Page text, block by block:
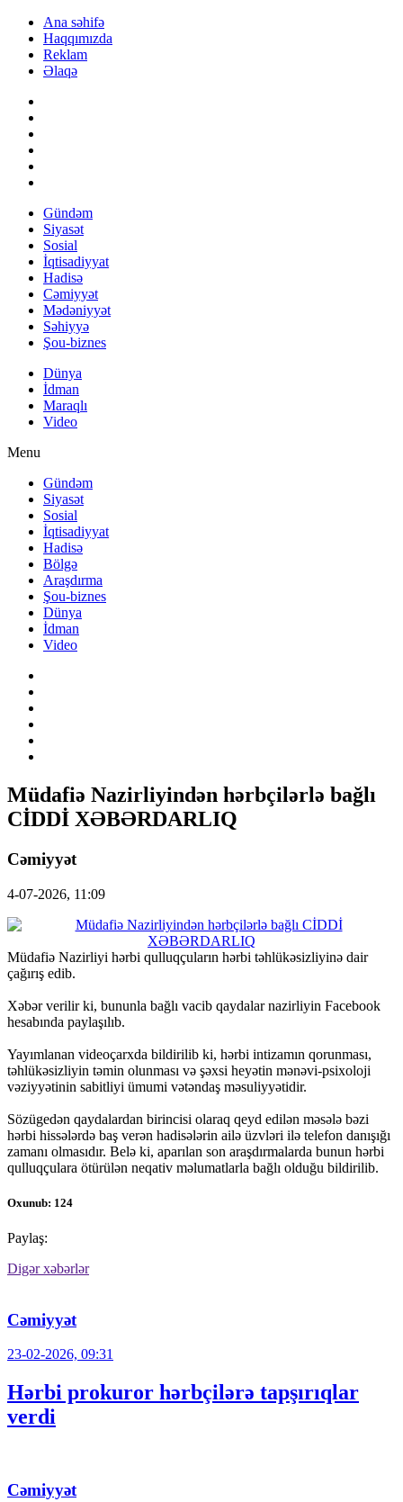
Ana səhifə
Haqqımızda
Reklam
Əlaqə
Gündəm
Siyasət
Sosial
İqtisadiyyat
Hadisə
Cəmiyyət
Mədəniyyət
Səhiyyə
Şou-biznes
Dünya
İdman
Maraqlı
Video
Menu
Gündəm
Siyasət
Sosial
İqtisadiyyat
Hadisə
Bölgə
Araşdırma
Şou-biznes
Dünya
İdman
Video
Müdafiə Nazirliyindən hərbçilərlə bağlı
CİDDİ XƏBƏRDARLIQ
Cəmiyyət
4-07-2026, 11:09
Müdafiə Nazirliyi hərbi qulluqçuların hərbi təhlükəsizliyinə dair
çağırış edib.
Xəbər verilir ki, bununla bağlı vacib qaydalar nazirliyin Facebook
hesabında paylaşılıb.
Yayımlanan videoçarxda bildirilib ki, hərbi intizamın qorunması,
təhlükəsizliyin təmin olunması və şəxsi heyətin mənəvi-psixoloji
vəziyyətinin sabitliyi ümumi vətəndaş məsuliyyətidir.
Sözügedən qaydalardan birincisi olaraq qeyd edilən məsələ bəzi
hərbi hissələrdə baş verən hadisələrin ailə üzvləri ilə telefon danışığı
zamanı olmasıdır. Belə ki, aparılan son araşdırmalarda bunun hərbi
qulluqçulara ötürülən neqativ məlumatlarla bağlı olduğu bildirilib.
Oxunub: 124
Paylaş:
Digər xəbərlər
Cəmiyyət
23-02-2026, 09:31
Hərbi prokuror hərbçilərə tapşırıqlar
verdi
Cəmiyyət